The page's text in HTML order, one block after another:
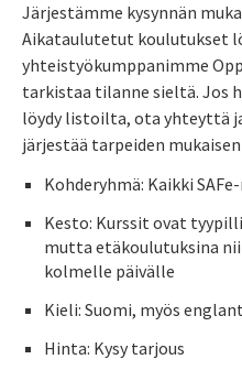
Järjestämme kysynnän
Aikataulutetut koulutukset
yhteistyökumppanimme
tarkistaa tilanne sieltä. Jos
löydy listoilta, ota yhteyttä
järjestää tarpeiden
Kohderyhmä: Kaikki
Kesto: Kurssit ovat
mutta etäkoulutuksina
kolmelle päivälle
Kieli: Suomi, myös
Hinta: Kysy tarjous